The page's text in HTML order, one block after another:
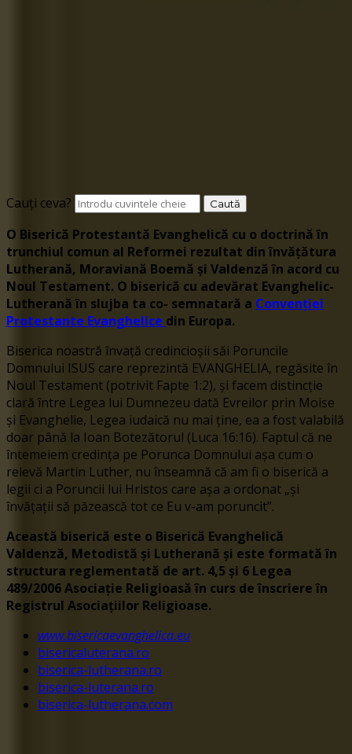
Cauți ceva?
O Biserică Protestantă Evanghelică cu o doctrină în
trunchiul comun al Reformei rezultat din învățătura
Lutherană, Moraviană Boemă și Valdenză în acord cu
Noul Testament. O biserică cu adevărat Evanghelic-
Lutherană în slujba ta co- semnatară a Convenției
Protestante Evanghelice din Europa.
Biserica noastră învață credincioșii săi Poruncile
Domnului ISUS care reprezintă EVANGHELIA, regăsite în
Noul Testament (potrivit Fapte 1:2), și facem distincție
clară între Legea lui Dumnezeu dată Evreilor prin Moise
și Evanghelie, Legea iudaică nu mai ține, ea a fost valabilă
doar până la Ioan Botezătorul (Luca 16:16). Faptul că ne
întemeiem credința pe Porunca Domnului așa cum o
relevă Martin Luther, nu înseamnă că am fi o biserică a
legii ci a Poruncii lui Hristos care așa a ordonat „și
învățații să păzească tot ce Eu v-am poruncit”.
Această biserică este o Biserică Evanghelică
Valdenză, Metodistă și Lutherană și este formată în
structura reglementată de art. 4,5 și 6 Legea
489/2006Asociație Religioasă în curs de înscriere în
Registrul Asociațiilor Religioase.
www.bisericaevanghelica.eu
bisericaluterana.ro
biserica-lutherana.ro
biserica-luterana.ro
biserica-lutherana.com